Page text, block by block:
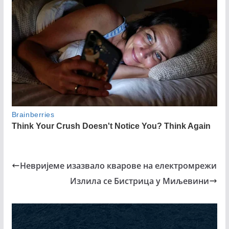
Невријеме изазвало кварове на електромрежи
Излила се Бистрица у Миљевини